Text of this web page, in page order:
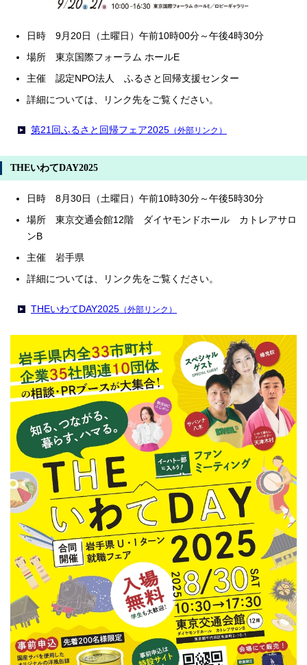
日時 9月20日（土曜日）午前10時00分～午後4時30分
場所 東京国際フォーラム ホールE
主催 認定NPO法人 ふるさと回帰支援センター
詳細については、リンク先をご覧ください。
第21回ふるさと回帰フェア2025 （外部リンク）
THEいわてDAY2025
日時 8月30日（土曜日）午前10時30分～午後5時30分
場所 東京交通会館12階 ダイヤモンドホール カトレアサロ
ンB
主催 岩手県
詳細については、リンク先をご覧ください。
THEいわてDAY2025 （外部リンク）